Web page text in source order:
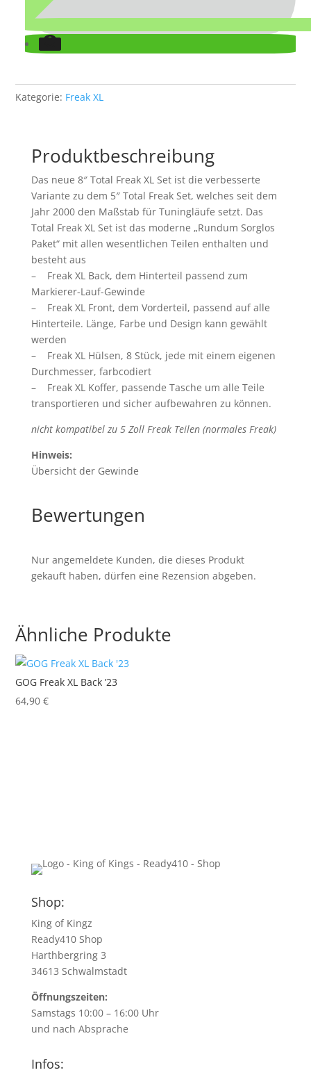
Kategorie: Freak XL
Produktbeschreibung
Das neue 8″ Total Freak XL Set ist die verbesserte
Variante zu dem 5″ Total Freak Set, welches seit dem
Jahr 2000 den Maßstab für Tuningläufe setzt. Das
Total Freak XL Set ist das moderne „Rundum Sorglos
Paket“ mit allen wesentlichen Teilen enthalten und
besteht aus
– Freak XL Back, dem Hinterteil passend zum
Markierer-Lauf-Gewinde
– Freak XL Front, dem Vorderteil, passend auf alle
Hinterteile. Länge, Farbe und Design kann gewählt
werden
– Freak XL Hülsen, 8 Stück, jede mit einem eigenen
Durchmesser, farbcodiert
– Freak XL Koffer, passende Tasche um alle Teile
transportieren und sicher aufbewahren zu können.
nicht kompatibel zu 5 Zoll Freak Teilen (normales Freak)
Hinweis:
Übersicht der Gewinde
Bewertungen
Nur angemeldete Kunden, die dieses Produkt
gekauft haben, dürfen eine Rezension abgeben.
Ähnliche Produkte
GOG Freak XL Back ’23
64,90€
Shop:
King of Kingz
Ready410 Shop
Harthbergring 3
34613 Schwalmstadt
Öffnungszeiten:
Samstags 10:00 – 16:00 Uhr
und nach Absprache
Infos: